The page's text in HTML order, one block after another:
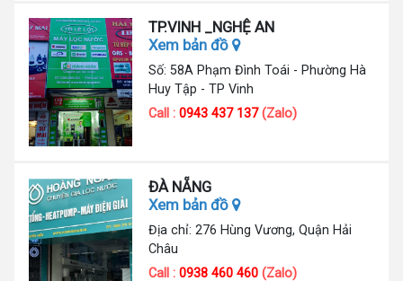
TP.VINH _NGHỆ AN
Xem bản đồ
Số: 58A Phạm Đình Toái - Phường Hà
Huy Tập - TP Vinh
Call :0943 437 137(Zalo)
ĐÀ NẴNG
Xem bản đồ
Địa chỉ: 276 Hùng Vương, Quận Hải
Châu
Call :0938 460 460 (Zalo)